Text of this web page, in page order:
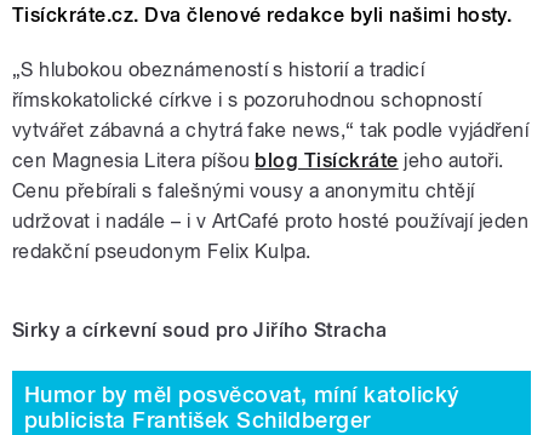
Tisíckráte.cz. Dva členové redakce byli našimi hosty.
„S hlubokou obeznámeností s historií a tradicí
římskokatolické církve i s pozoruhodnou schopností
vytvářet zábavná a chytrá fake news,“ tak podle vyjádření
cen Magnesia Litera píšou blog Tisíckráte jeho autoři.
Cenu přebírali s falešnými vousy a anonymitu chtějí
udržovat i nadále – i v ArtCafé proto hosté používají jeden
redakční pseudonym Felix Kulpa.
Sirky a církevní soud pro Jiřího Stracha
Humor by měl posvěcovat, míní katolický
publicista František Schildberger